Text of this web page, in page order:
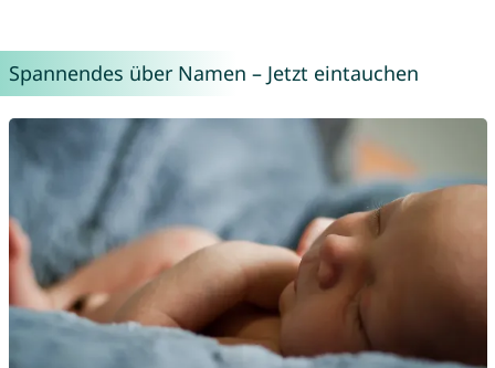
Spannendes über Namen – Jetzt eintauchen